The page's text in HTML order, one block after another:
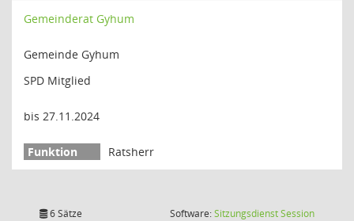
Gemeinderat Gyhum
Gemeinde Gyhum
SPD Mitglied
bis 27.11.2024
Ratsherr
6 Sätze Software:SitzungsdienstSession(Wird in